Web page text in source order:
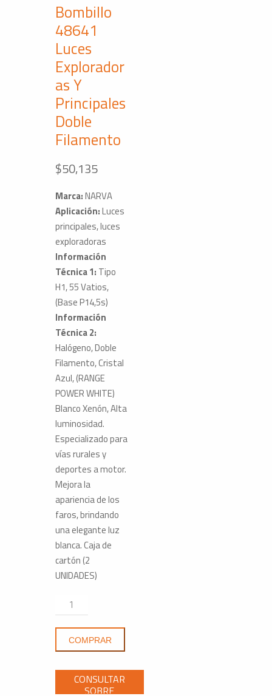
Bombillo
48641
Luces
Explorador
as Y
Principales
Doble
Filamento
$50,135
Marca:NARVA
Aplicación:Luces
principales, luces
exploradoras
Información
Técnica 1: Tipo
H1, 55 Vatios,
(Base P14,5s)
Información
Técnica 2:
Halógeno, Doble
Filamento, Cristal
Azul, (RANGE
POWER WHITE)
Blanco Xenón, Alta
luminosidad.
Especializado para
vías rurales y
deportes a motor.
Mejora la
apariencia de los
faros, brindando
una elegante luz
blanca. Caja de
cartón (2
UNIDADES)
Bombillo
48641
Luces
Exploradoras
Principales
COMPRAR